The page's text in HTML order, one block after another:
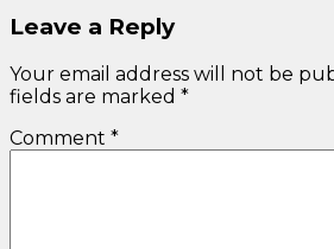
Leave a Reply
Your email address will not be
fields are marked *
Comment *